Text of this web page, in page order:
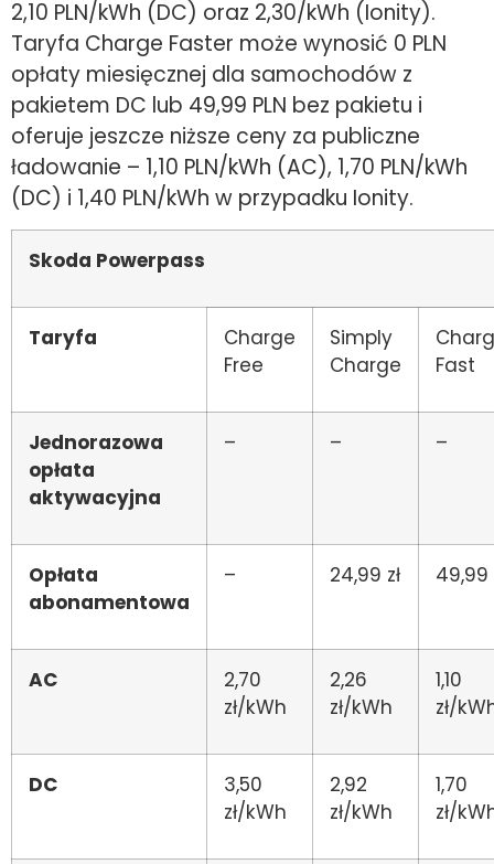
2,10 PLN/kWh (DC) oraz 2,30/kWh (Ionity).
Taryfa Charge Faster może wynosić 0 PLN
opłaty miesięcznej dla samochodów z
pakietem DC lub 49,99 PLN bez pakietu i
oferuje jeszcze niższe ceny za publiczne
ładowanie – 1,10 PLN/kWh (AC), 1,70 PLN/kWh
(DC) i 1,40 PLN/kWh w przypadku Ionity.
Skoda Powerpass
Taryfa
Charge
Free
Simply
Charge
Fast
Jednorazowa
opłata
aktywacyjna
– – –
Opłata
abonamentowa
– 24,99 zł 49,99
AC
2,70
zł/kWh
2,26
zł/kWh
1,10
zł/
DC
3,50
zł/kWh
2,92
zł/kWh
1,70
zł/